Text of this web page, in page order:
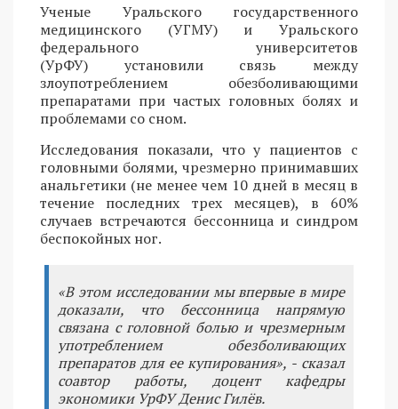
Ученые Уральского государственного
медицинского (УГМУ) и Уральского
федерального университетов
(УрФУ) установили связь между
злоупотреблением обезболивающими
препаратами при частых головных болях и
проблемами со сном.
Исследования показали, что у пациентов с
головными болями, чрезмерно принимавших
анальгетики (не менее чем 10 дней в месяц в
течение последних трех месяцев), в 60%
случаев встречаются бессонница и синдром
беспокойных ног.
«В этом исследовании мы впервые в мире
доказали, что бессонница напрямую
связана с головной болью и чрезмерным
употреблением обезболивающих
препаратов для ее купирования», - сказал
соавтор работы, доцент кафедры
экономики УрФУ Денис Гилёв.